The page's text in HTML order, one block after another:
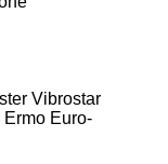
Vibrostar
Ermo Euro-